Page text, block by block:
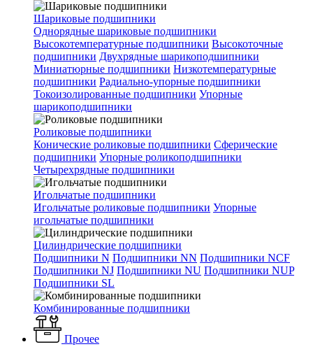
Шариковые подшипники
Однорядные шариковые подшипники
Высокотемпературные подшипники Высокоточные
подшипники Двухрядные шарикоподшипники
Миниатюрные подшипники Низкотемпературные
подшипники Радиально-упорные подшипники
Токоизолированные подшипники Упорные
шарикоподшипники
Роликовые подшипники
Конические роликовые подшипники Сферические
подшипники Упорные роликоподшипники
Четырехрядные подшипники
Игольчатые подшипники
Игольчатые роликовые подшипники Упорные
игольчатые подшипники
Цилиндрические подшипники
Подшипники N Подшипники NN Подшипники NCF
Подшипники NJ Подшипники NU Подшипники NUP
Подшипники SL
Комбинированные подшипники
Прочее